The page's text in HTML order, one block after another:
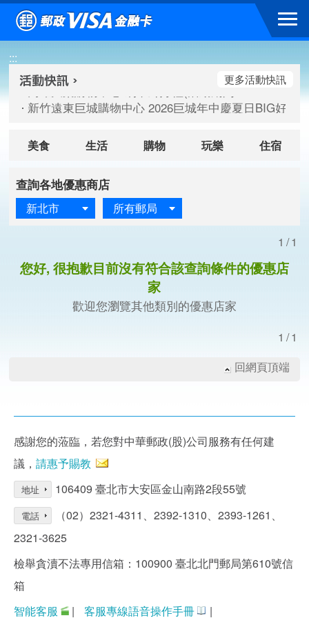
跳到主要內容區塊
:::
高雄大樂購物中心 刷卡郵好禮(活動期間：115/08/07-
臺北三創生活 有點東西第2波 刷卡郵好禮(活動期間：
高雄大樂購物中心 刷卡郵好禮(活動期間：115/08/07-
新竹遠東巨城購物中心 2026巨城年中慶夏日BIG好刷(
更多活動快訊
美食 生活 購物 玩樂 住宿
查詢各地優惠商店
新北市 所有郵局
1/1
您好, 很抱歉目前沒有符合該查詢條件的優惠店
家
歡迎您瀏覽其他類別的優惠店家
1/1
回網頁頂端
感謝您的蒞臨，若您對中華郵政(股)公司服務有任何建
議， 請惠予賜教
地址 106409 臺北市大安區金山南路2段55號
電話
（02）2321-4311、2392-1310、2393-1261、
2321-3625
檢舉貪瀆不法專用信箱：100900 臺北北門郵局第610號信
箱
智能客服
| 客服專線語音操作手冊 |